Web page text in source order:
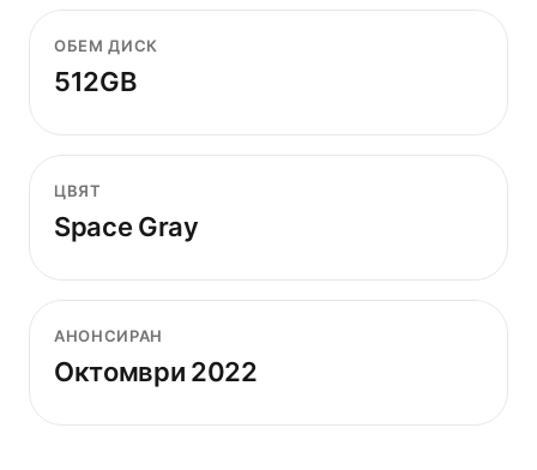
ОБЕМ ДИСК
512GB
ЦВЯТ
Space Gray
АНОНСИРАН
Октомври 2022